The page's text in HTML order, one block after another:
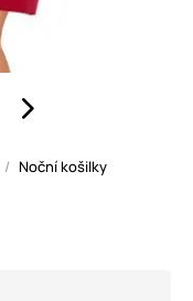
Noční košilky